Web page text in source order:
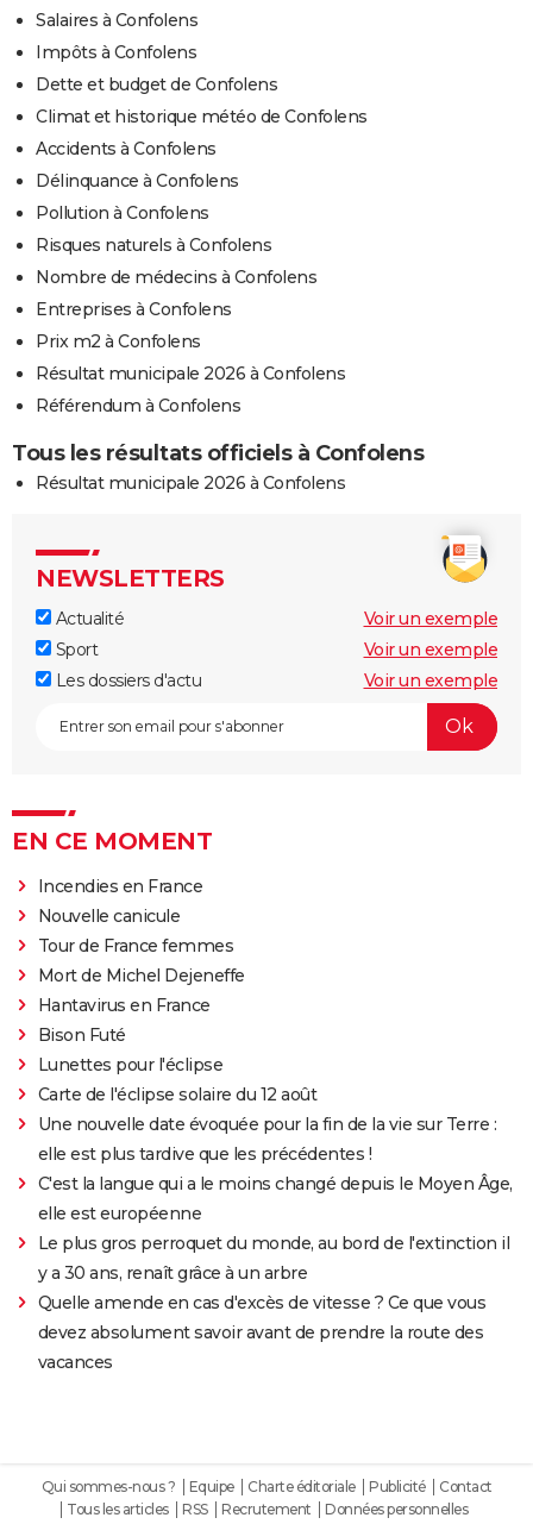
Salaires à Confolens
Impôts à Confolens
Dette et budget de Confolens
Climat et historique météo de Confolens
Accidents à Confolens
Délinquance à Confolens
Pollution à Confolens
Risques naturels à Confolens
Nombre de médecins à Confolens
Entreprises à Confolens
Prix m2 à Confolens
Résultat municipale 2026 à Confolens
Référendum à Confolens
Tous les résultats officiels à Confolens
Résultat municipale 2026 à Confolens
NEWSLETTERS
Actualité
Voir un exemple
Sport
Voir un exemple
Les dossiers d'actu
Voir un exemple
EN CE MOMENT
Incendies en France
Nouvelle canicule
Tour de France femmes
Mort de Michel Dejeneffe
Hantavirus en France
Bison Futé
Lunettes pour l'éclipse
Carte de l'éclipse solaire du 12 août
Une nouvelle date évoquée pour la fin de la vie sur Terre :
elle est plus tardive que les précédentes !
C'est la langue qui a le moins changé depuis le Moyen Âge,
elle est européenne
Le plus gros perroquet du monde, au bord de l'extinction il
y a 30 ans, renaît grâce à un arbre
Quelle amende en cas d'excès de vitesse ? Ce que vous
devez absolument savoir avant de prendre la route des
vacances
Qui sommes-nous ? Equipe Charte éditoriale Publicité
Contact
Tous les articles
RSS Recrutement
Données personnelles